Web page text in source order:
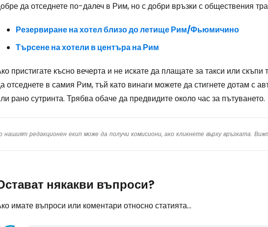
да отседнете по-далеч в Рим, но с добри връзки с обществения
Резервиране на хотел близо до летище Рим/Фьюмичино
Търсене на хотели в центъра на Рим
пристигате късно вечерта и не искате да плащате за такси или
отседнете в самия Рим, тъй като винаги можете да стигнете дотам с
рано сутринта. Трябва обаче да предвидите около час за пътуването.
редакционен екип може да получи комисиони, ако кликнете върху връзката.
някакви въпроси?
имате въпроси или коментари относно статията...